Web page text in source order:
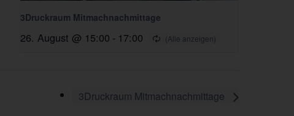
3Druckraum Mitmachnachmittage
26. August @ 15:00 - 17:00
3Druckraum Mitmachnachmittage